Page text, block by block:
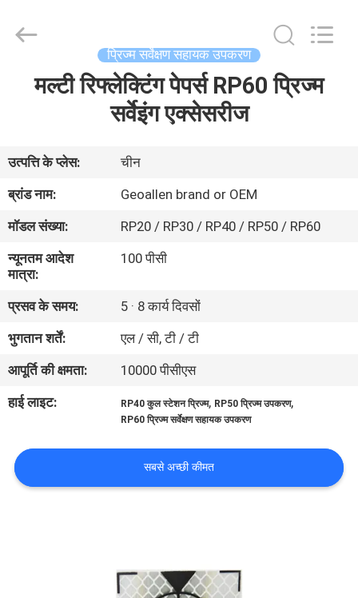
हमारे
बारे
कारखाना
गुणवत्ता
नियंत्रण
संपर्क
करें
ALLEN
CO.,LTD..
प्रिज्म सर्वेक्षण सहायक उपकरण
मल्टी रिफ्लेक्टिंग पेपर्स RP60 प्रिज्म
सर्वेइंग एक्सेसरीज
उत्पत्ति के प्लेस:
चीन
ब्रांड नाम:
Geoallen brand or OEM
मॉडल संख्या:
RP20 / RP30 / RP40 / RP50 / RP60
न्यूनतम आदेश
मात्रा:
100 पीसी
प्रसव के समय:
5 · 8 कार्य दिवसों
भुगतान शर्तें:
एल / सी, टी / टी
आपूर्ति की क्षमता:
10000 पीसीएस
हाई लाइट:
RP40 कुल स्टेशन प्रिज्म, RP50 प्रिज्म उपकरण,
RP60 प्रिज्म सर्वेक्षण सहायक उपकरण
सबसे अच्छी कीमत